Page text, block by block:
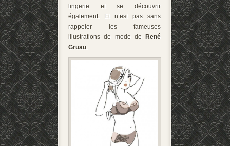
lingerie et se découvrir
également. Et n’est pas sans
rappeler les fameuses
illustrations de mode de
René
Gruau.